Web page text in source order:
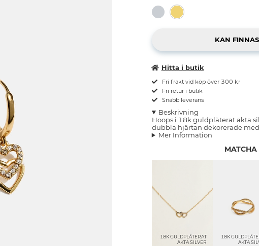
Hitta i butik
Fri frakt vid köp över 300 kr
Fri retur i butik
Snabb leverans
Beskrivning
Hoops i 18k guldpläterat äkta
dubbla hjärtan dekorerade
Mer Information
MATCHA
18K GULDPLÄTERAT
ÄKTA SILVER
18K
ÄKTA